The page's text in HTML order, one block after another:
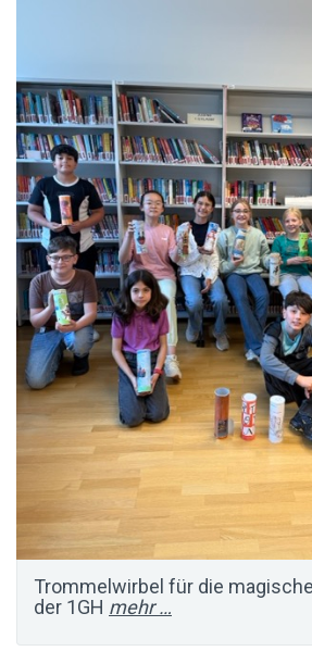
Trommelwirbel für die
der 1GH mehr …